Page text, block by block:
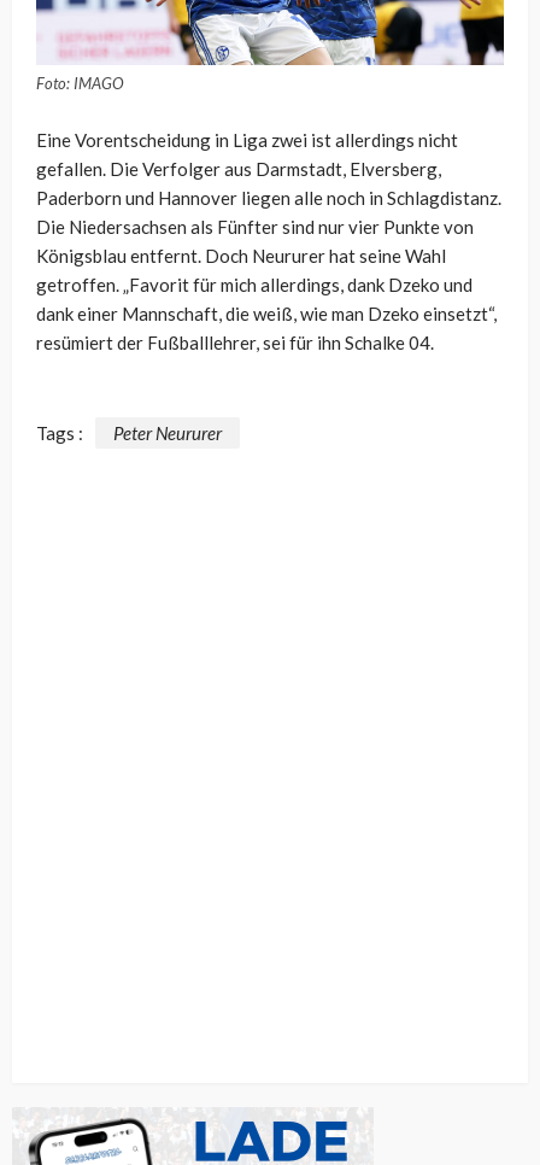
Foto: IMAGO
Eine Vorentscheidung in Liga zwei ist allerdings nicht
gefallen. Die Verfolger aus Darmstadt, Elversberg,
Paderborn und Hannover liegen alle noch in Schlagdistanz.
Die Niedersachsen als Fünfter sind nur vier Punkte von
Königsblau entfernt. Doch Neururer hat seine Wahl
getroffen. „Favorit für mich allerdings, dank Dzeko und
dank einer Mannschaft, die weiß, wie man Dzeko einsetzt“,
resümiert der Fußballlehrer, sei für ihn Schalke 04.
Tags : Peter Neururer